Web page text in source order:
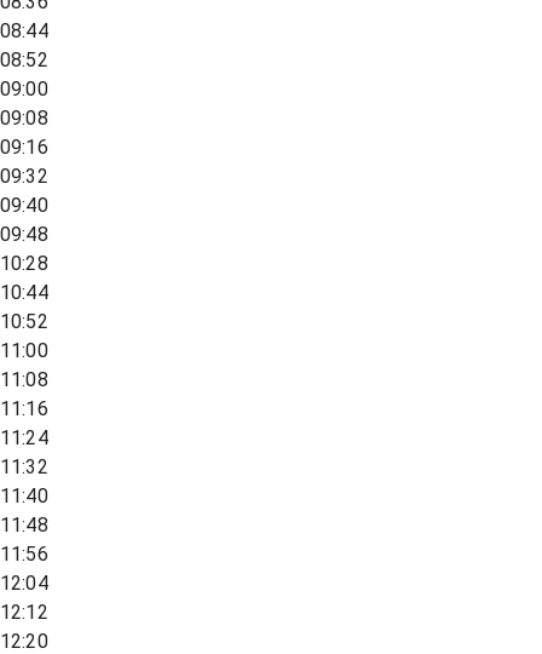
08:44
08:52
09:00
09:08
09:16
09:32
09:40
09:48
10:28
10:44
10:52
11:00
11:08
11:16
11:24
11:32
11:40
11:48
11:56
12:04
12:12
12:20